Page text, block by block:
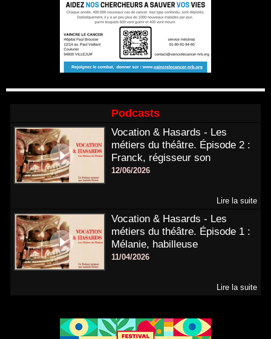
Podcasts
Vocation & Hasards - Les
métiers du théâtre. Épisode 2 :
Franck, régisseur son
12/06/2026
Lire la suite
Vocation & Hasards - Les
métiers du théâtre. Épisode 1 :
Mélanie, habilleuse
11/04/2026
Lire la suite